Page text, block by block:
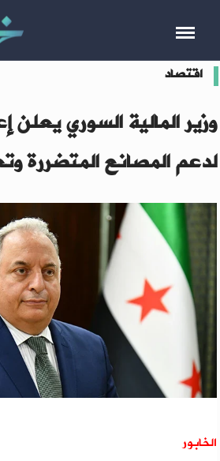
اقتصاد
وزير المالية السوري يعلن
لدعم المصانع المتضررة
الخابور